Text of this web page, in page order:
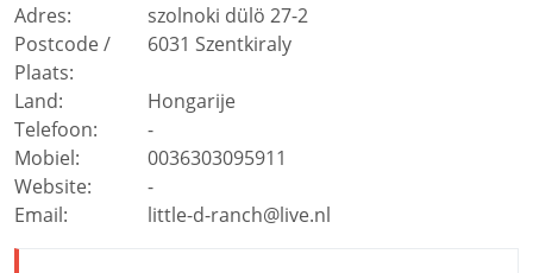
Adres:
szolnoki dülö 27-2
Postcode /
Plaats:
6031 Szentkiraly
Land:
Hongarije
Telefoon:
-
Mobiel:
0036303095911
Website:
-
Email:
little-d-ranch@live.nl